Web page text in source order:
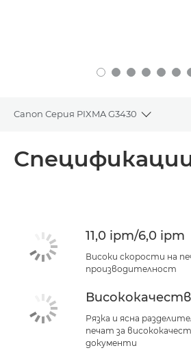
Canon Серия PIXMA G3430
Toggle
КУПЕТЕ МАСТИЛО
11,0 ipm/6,0 ipm
Високи скорости на
производителност
Рязка и ясна
печат за
документи